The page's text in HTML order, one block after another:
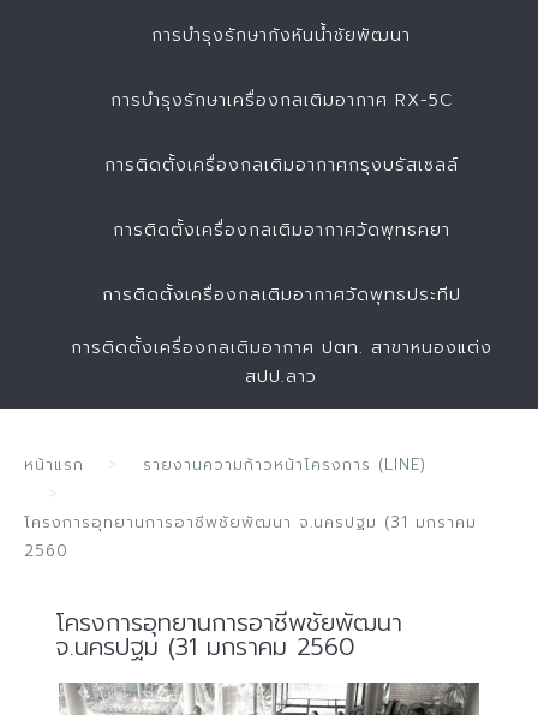
การบำรุงรักษากังหันน้ำชัยพัฒนา
การบำรุงรักษาเครื่องกลเติมอากาศ RX-5C
การติดตั้งเครื่องกลเติมอากาศกรุงบรัสเซลล์
การติดตั้งเครื่องกลเติมอากาศวัดพุทธคยา
การติดตั้งเครื่องกลเติมอากาศวัดพุทธประทีป
การติดตั้งเครื่องกลเติมอากาศ ปตท. สาขาหนองแต่ง
สปป.ลาว
หน้าแรก รายงานความก้าวหน้าโครงการ (LINE)
โครงการอุทยานการอาชีพชัยพัฒนา จ.นครปฐม (31 มกราคม
2560
โครงการอุทยานการอาชีพชัยพัฒนา
จ.นครปฐม (31 มกราคม 2560